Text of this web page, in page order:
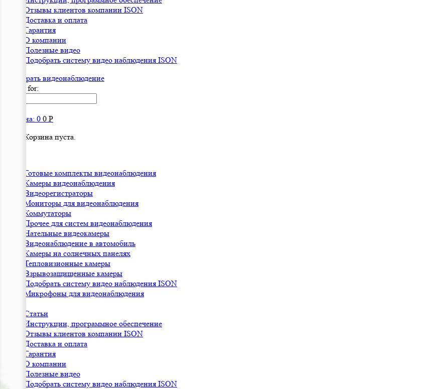
Отзывы клиентов компании ISON
Доставка и оплата
Гарантия
О компании
Полезные видео
Подобрать систему видео наблюдения ISON
Подобрать видеонаблюдениe
Search for:
Корзина: 0 0 Р
Корзина пуста.
Готовые комплекты видеонаблюдения
Камеры видеонаблюдения
Видеорегистраторы
Мониторы для видеонаблюдения
Коммутаторы
Прочее для систем видеонаблюдения
Нательные видеокамеры
Видеонаблюдение в автомобиль
Камеры на солнечных панелях
Тепловизионные камеры
Взрывозащищенные камеры
Подобрать систему видео наблюдения ISON
Микрофоны для видеонаблюдения
Статьи
Инструкции, программное обеспечение
Отзывы клиентов компании ISON
Доставка и оплата
Гарантия
О компании
Полезные видео
Подобрать систему видео наблюдения ISON